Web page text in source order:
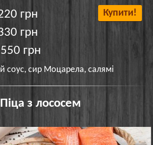
грн
грн
грн
Купити!
соус, сир Моцарела, салямі
Піца з лососем